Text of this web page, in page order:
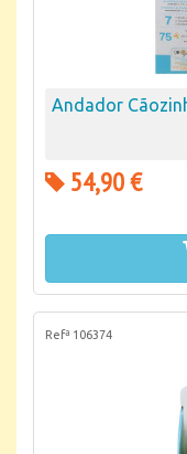
Andador
54,90 €
Refª 106374